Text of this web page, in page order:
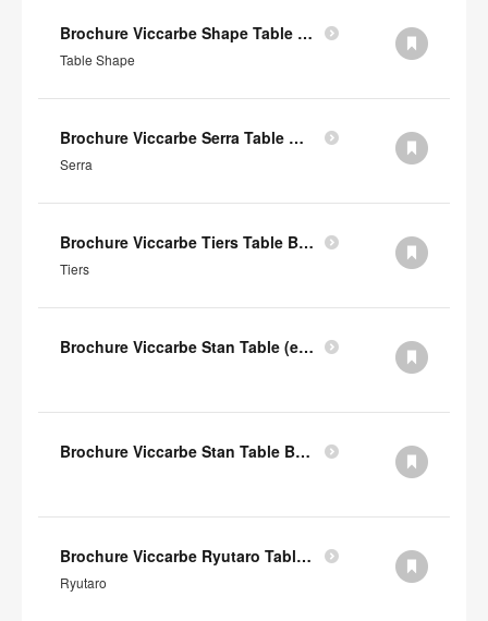
Brochure Viccarbe Shape Table (en anglais)
Table Shape
Brochure Viccarbe Serra Table Basse (en anglais)
Serra
Brochure Viccarbe Tiers Table Basse (en anglais)
Tiers
Brochure Viccarbe Stan Table (en anglais)
Brochure Viccarbe Stan Table Basse (en anglais)
Brochure Viccarbe Ryutaro Table Basse (en anglais)
Ryutaro